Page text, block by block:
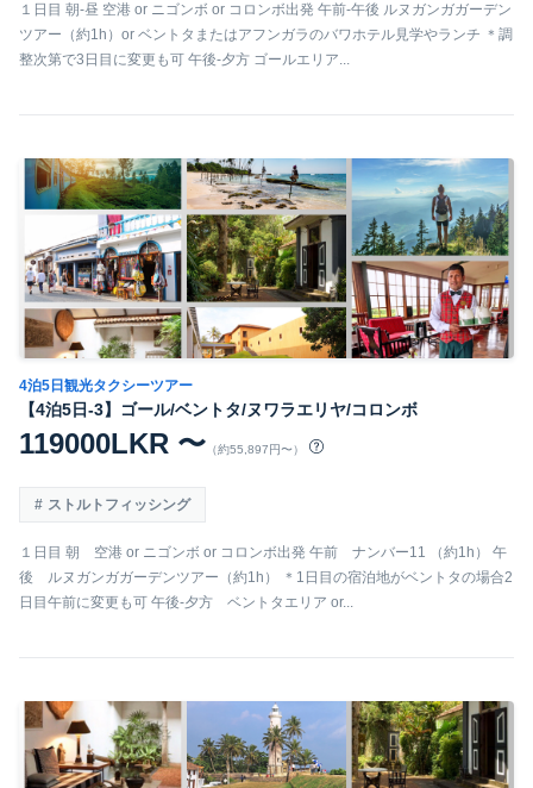
１日目 朝-昼 空港 or ニゴンボ or コロンボ出発 午前-午後 ルヌガンガガーデン
ツアー（約1h）or ベントタまたはアフンガラのバワホテル見学やランチ ＊調
整次第で3日目に変更も可 午後-夕方 ゴールエリア...
4泊5日観光タクシーツアー
【4泊5日-3】ゴール/ベントタ/ヌワラエリヤ/コロンボ
119000LKR 〜 （約55,897円〜）
ストルトフィッシング
１日目 朝 空港 or ニゴンボ or コロンボ出発 午前 ナンバー11 （約1h） 午
後 ルヌガンガガーデンツアー（約1h） ＊1日目の宿泊地がベントタの場合2
日目午前に変更も可 午後-夕方 ベントタエリア or...